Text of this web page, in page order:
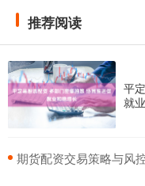
推荐阅读
平
就
期货配资交易策略与风